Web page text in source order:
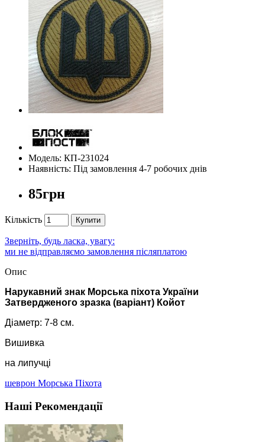
Модель: КП-231024
Наявність: Під замовлення 4-7 робочих днів
85грн
Кількість Купити
Зверніть, будь ласка, увагу:
ми не відправляємо замовлення післяплатою
Опис
Нарукавний знак Морська піхота України
Затвердженого зразка (варіант) Койот
Діаметр: 7-8 см.
Вишивка
на липучці
шеврон Морська Піхота
Наші Рекомендації